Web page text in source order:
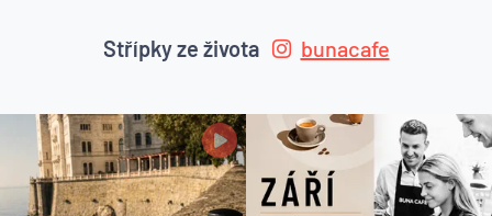
Střípky ze života bunacafe